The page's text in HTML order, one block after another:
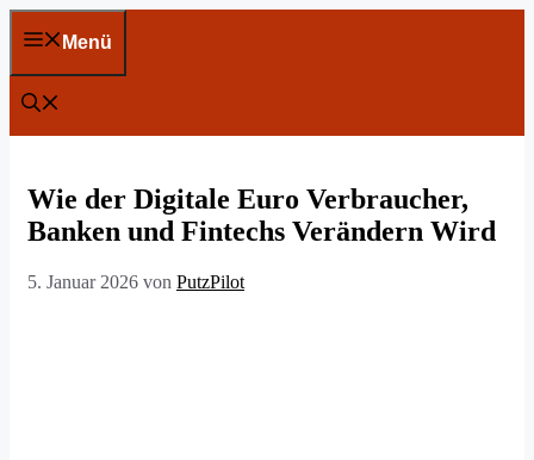
Zum
Inhalt
Menü
Wie der Digitale Euro Verbraucher,
Banken und Fintechs Verändern Wird
5. Januar 2026 von PutzPilot